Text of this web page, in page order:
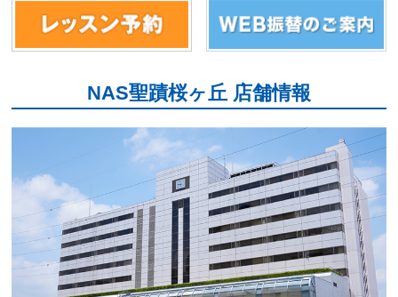
NAS聖蹟桜ヶ丘 店舗情報